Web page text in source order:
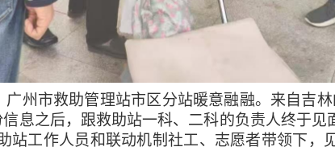
广州市救助管理站市区分站暖意融融。来自吉
息之后，跟救助站一科、二科的负责人终于见
站工作人员和联动机制社工、志愿者带领下，